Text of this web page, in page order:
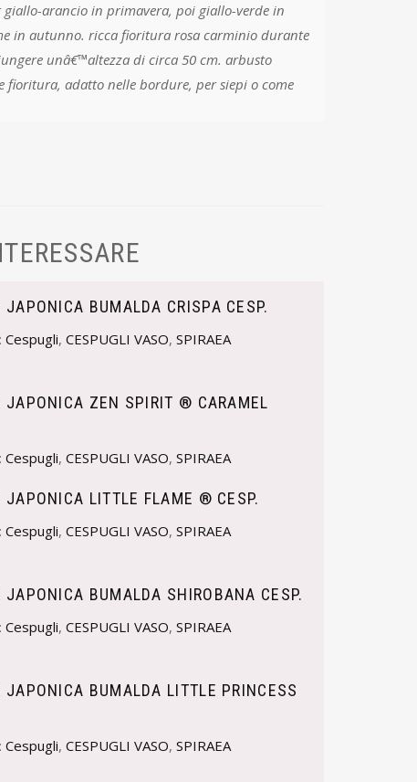
arancio in primavera, poi giallo-verde in
in autunno. ricca fioritura rosa carminio durante
fioritura, adatto nelle bordure, per siepi o come
JAPONICA BUMALDA CRISPA CESP.
Cespugli, CESPUGLI VASO, SPIRAEA
JAPONICA ZEN SPIRIT ® CARAMEL
Cespugli, CESPUGLI VASO, SPIRAEA
JAPONICA LITTLE FLAME ® CESP.
Cespugli, CESPUGLI VASO, SPIRAEA
JAPONICA BUMALDA SHIROBANA CESP.
Cespugli, CESPUGLI VASO, SPIRAEA
JAPONICA BUMALDA LITTLE PRINCESS
Cespugli, CESPUGLI VASO, SPIRAEA